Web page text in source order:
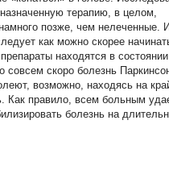
терапию, в целом,
позже, чем нелеченные.
как можно скорее
находятся в состоянии
совсем скоро болезнь
возможно, находясь на
Как правило, всем больным
болезнь на